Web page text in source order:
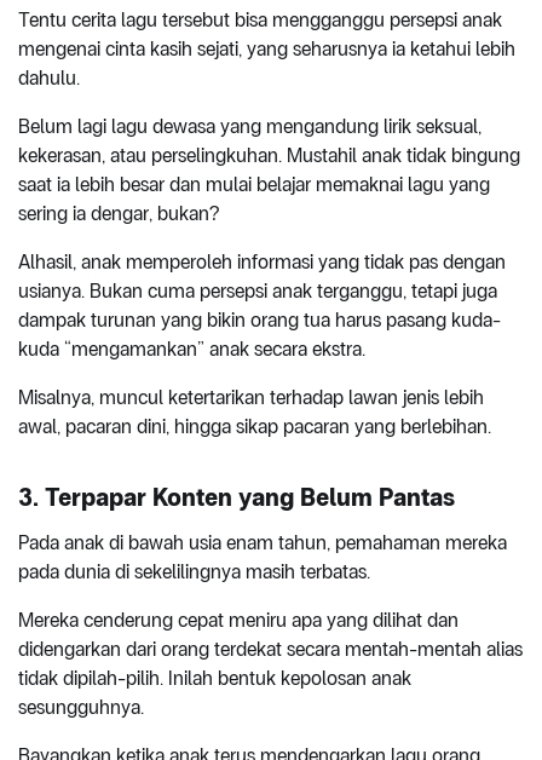
Tentu cerita lagu tersebut bisa mengganggu persepsi anak
mengenai cinta kasih sejati, yang seharusnya ia ketahui lebih
dahulu.
Belum lagi lagu dewasa yang mengandung lirik seksual,
kekerasan, atau perselingkuhan. Mustahil anak tidak bingung
saat ia lebih besar dan mulai belajar memaknai lagu yang
sering ia dengar, bukan?
Alhasil, anak memperoleh informasi yang tidak pas dengan
usianya. Bukan cuma persepsi anak terganggu, tetapi juga
dampak turunan yang bikin orang tua harus pasang kuda-
kuda “mengamankan” anak secara ekstra.
Misalnya, muncul ketertarikan terhadap lawan jenis lebih
awal, pacaran dini, hingga sikap pacaran yang berlebihan.
3. Terpapar Konten yang Belum Pantas
Pada anak di bawah usia enam tahun, pemahaman mereka
pada dunia di sekelilingnya masih terbatas.
Mereka cenderung cepat meniru apa yang dilihat dan
didengarkan dari orang terdekat secara mentah-mentah alias
tidak dipilah-pilih. Inilah bentuk kepolosan anak
sesungguhnya.
Bayangkan ketika anak terus mendengarkan lagu orang